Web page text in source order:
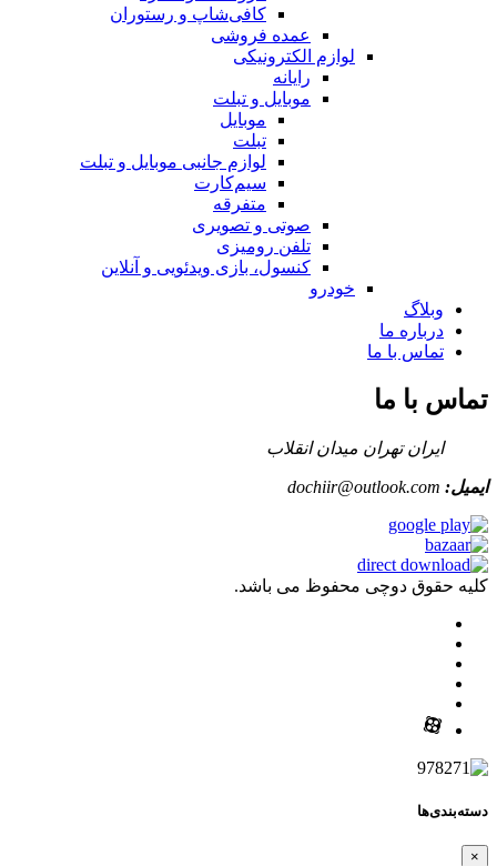
کافی‌شاپ و رستوران
عمده فروشی
لوازم الکترونیکی
رایانه
موبایل و تبلت
موبایل
تبلت
لوازم جانبی موبایل و تبلت
سیم‌کارت
متفرقه
صوتی و تصویری
تلفن رومیزی
کنسول، بازی‌ ویدئویی و آنلاین
خودرو
وبلاگ
درباره ما
تماس با ما
تماس با ما
ایران تهران میدان انقلاب
ایمیل: dochiir@outlook.com
کلیه حقوق دوچی محفوظ می باشد.
دسته‌بندی‌ها
×